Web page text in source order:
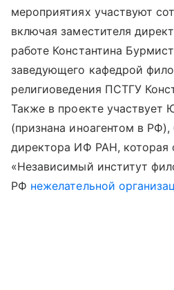
мероприятиях участвуют
включая заместителя
работе Константина
заведующего кафедрой
религиоведения ПСТГУ
Также в проекте участвует
(признана иноагентом в
директора ИФ РАН, которая
«Независимый институт
РФ нежелательной